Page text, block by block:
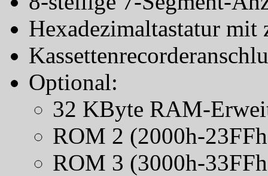
Hexadezimaltastatur mit
Optional:
32 KByte RAM-
ROM 2 (2000h-
ROM 3 (3000h-